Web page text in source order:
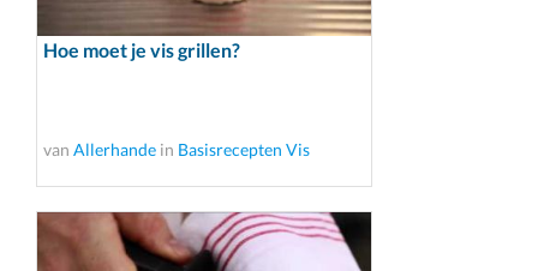
Hoe moet je vis grillen?
van Allerhande in Basisrecepten Vis